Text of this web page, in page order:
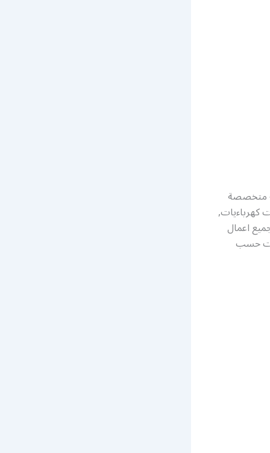
متخصصة
كهرباءيات,
اعمال
حسب